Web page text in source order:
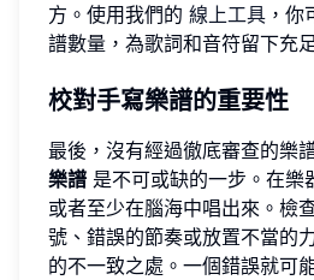
方。使用我們的 線上工具 ，
譜數量，為歌詞和音符留下充
校對手寫樂譜的重要性
最後，沒有經過徹底審查的樂
樂譜 是不可或缺的一步。在樂
或者至少在腦海中唱出來。檢
號、錯誤的節奏或放置不當的
的不一致之處。一個錯誤就可